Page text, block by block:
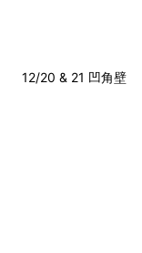
12/20 & 21 凹角壁